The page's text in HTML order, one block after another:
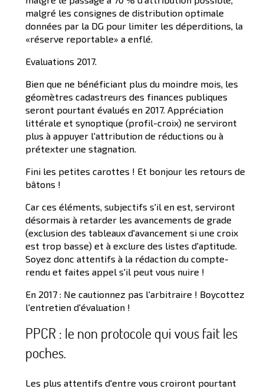
malgré les consignes de distribution optimale
données par la DG pour limiter les déperditions, la
«réserve reportable» a enflé.
Evaluations 2017.
Bien que ne bénéficiant plus du moindre mois, les
géomètres cadastreurs des finances publiques
seront pourtant évalués en 2017. Appréciation
littérale et synoptique (profil-croix) ne serviront
plus à appuyer l'attribution de réductions ou à
prétexter une stagnation.
Fini les petites carottes ! Et bonjour les retours de
bâtons !
Car ces éléments, subjectifs s'il en est, serviront
désormais à retarder les avancements de grade
(exclusion des tableaux d'avancement si une croix
est trop basse) et à exclure des listes d'aptitude.
Soyez donc attentifs à la rédaction du compte-
rendu et faites appel s'il peut vous nuire !
En 2017 : Ne cautionnez pas l'arbitraire ! Boycottez
l'entretien d'évaluation !
PPCR : le non protocole qui vous fait les
poches.
Les plus attentifs d'entre vous croiront pourtant